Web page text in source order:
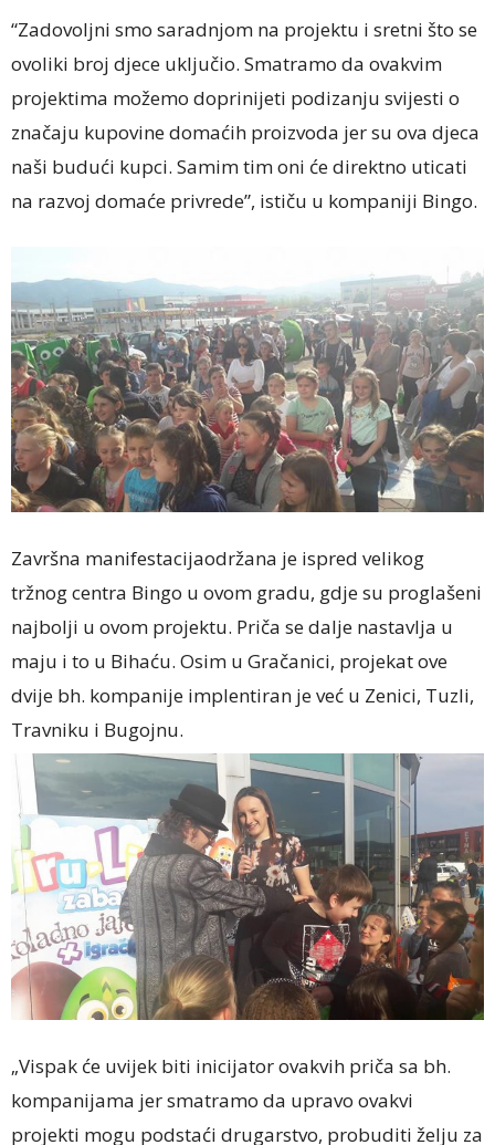
“Zadovoljni smo saradnjom na projektu i sretni što se
ovoliki broj djece uključio. Smatramo da ovakvim
projektima možemo doprinijeti podizanju svijesti o
značaju kupovine domaćih proizvoda jer su ova djeca
naši budući kupci. Samim tim oni će direktno uticati
na razvoj domaće privrede”, ističu u kompaniji Bingo.
Završna manifestacijaodržana je ispred velikog
tržnog centra Bingo u ovom gradu, gdje su proglašeni
najbolji u ovom projektu. Priča se dalje nastavlja u
maju i to u Bihaću. Osim u Gračanici, projekat ove
dvije bh. kompanije implentiran je već u Zenici, Tuzli,
Travniku i Bugojnu.
„Vispak će uvijek biti inicijator ovakvih priča sa bh.
kompanijama jer smatramo da upravo ovakvi
projekti mogu podstaći drugarstvo, probuditi želju za